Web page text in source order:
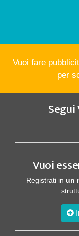
Vuoi fare
per
Segui
Vuoi
Registrati in un